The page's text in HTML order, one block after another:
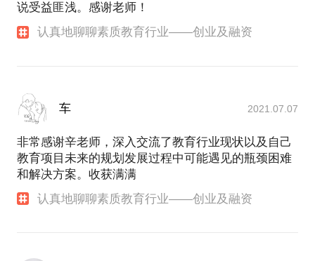
说受益匪浅。感谢老师！
认真地聊聊素质教育行业——创业及融资
车 2021.07.07
非常感谢辛老师，深入交流了教育行业现状以及自己
教育项目未来的规划发展过程中可能遇见的瓶颈困难
和解决方案。收获满满
认真地聊聊素质教育行业——创业及融资